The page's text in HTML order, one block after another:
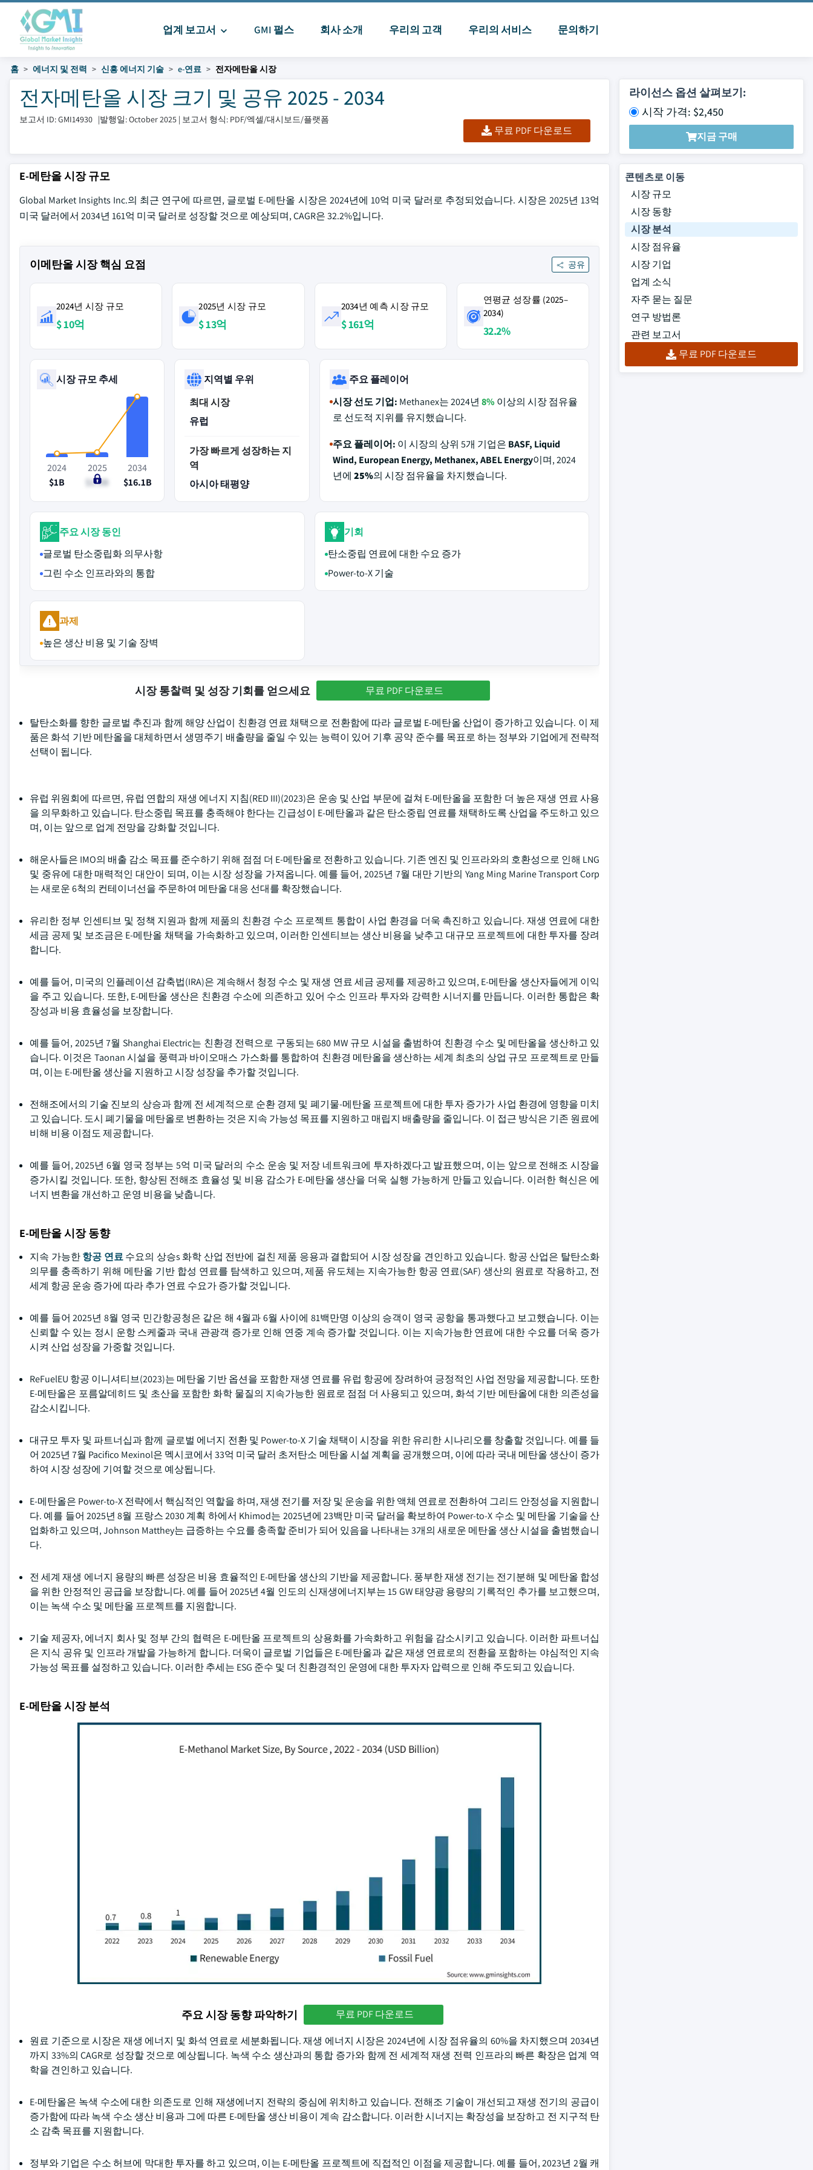
업계 보고서 GMI 펄스 회사 소개 우리의 고객 우리의 서비스 문의하기
홈 에너지 및 전력 신흥 에너지 기술 e-연료 전자메탄올 시장
전자메탄올 시장 크기 및 공유 2025 - 2034
보고서 ID: GMI14930 |발행일: October 2025 | 보고서 형식: PDF/엑셀/대시보드/플랫폼
무료 PDF 다운로드
라이선스 옵션 살펴보기:
시작 가격: $2,450
지금 구매
E-메탄올 시장 규모
Global Market Insights Inc.의 최근 연구에 따르면, 글로벌 E-메탄올 시장은 2024년에 10억 미국 달러로 추정되었습니다. 시장은 2025년 13억
미국 달러에서 2034년 161억 미국 달러로 성장할 것으로 예상되며, CAGR은 32.2%입니다.
이메탄올 시장 핵심 요점 공유
2024년 시장 규모
$ 10억
2025년 시장 규모
$ 13억
2034년 예측 시장 규모
$ 161억
연평균 성장률 (2025–
2034)
32.2%
시장 규모 추세
2024
$1B
2025
$1.3B
2034
$16.1B
지역별 우위
최대 시장
유럽
가장 빠르게 성장하는 지
역
아시아 태평양
주요 플레이어
시장 선도 기업: Methanex는 2024년 8% 이상의 시장 점유율
로 선도적 지위를 유지했습니다.
주요 플레이어: 이 시장의 상위 5개 기업은 BASF, Liquid
Wind, European Energy, Methanex, ABEL Energy이며, 2024
년에 25%의 시장 점유율을 차지했습니다.
주요 시장 동인
글로벌 탄소중립화 의무사항
그린 수소 인프라와의 통합
기회
탄소중립 연료에 대한 수요 증가
Power-to-X 기술
과제
높은 생산 비용 및 기술 장벽
시장 통찰력 및 성장 기회를 얻으세요 무료 PDF 다운로드
탈탄소화를 향한 글로벌 추진과 함께 해양 산업이 친환경 연료 채택으로 전환함에 따라 글로벌 E-메탄올 산업이 증가하고 있습니다. 이 제
품은 화석 기반 메탄올을 대체하면서 생명주기 배출량을 줄일 수 있는 능력이 있어 기후 공약 준수를 목표로 하는 정부와 기업에게 전략적
선택이 됩니다.
유럽 위원회에 따르면, 유럽 연합의 재생 에너지 지침(RED III)(2023)은 운송 및 산업 부문에 걸쳐 E-메탄올을 포함한 더 높은 재생 연료 사용
을 의무화하고 있습니다. 탄소중립 목표를 충족해야 한다는 긴급성이 E-메탄올과 같은 탄소중립 연료를 채택하도록 산업을 주도하고 있으
며, 이는 앞으로 업계 전망을 강화할 것입니다.
해운사들은 IMO의 배출 감소 목표를 준수하기 위해 점점 더 E-메탄올로 전환하고 있습니다. 기존 엔진 및 인프라와의 호환성으로 인해 LNG
및 중유에 대한 매력적인 대안이 되며, 이는 시장 성장을 가져옵니다. 예를 들어, 2025년 7월 대만 기반의 Yang Ming Marine Transport Corp
는 새로운 6척의 컨테이너선을 주문하여 메탄올 대응 선대를 확장했습니다.
유리한 정부 인센티브 및 정책 지원과 함께 제품의 친환경 수소 프로젝트 통합이 사업 환경을 더욱 촉진하고 있습니다. 재생 연료에 대한
세금 공제 및 보조금은 E-메탄올 채택을 가속화하고 있으며, 이러한 인센티브는 생산 비용을 낮추고 대규모 프로젝트에 대한 투자를 장려
합니다.
예를 들어, 미국의 인플레이션 감축법(IRA)은 계속해서 청정 수소 및 재생 연료 세금 공제를 제공하고 있으며, E-메탄올 생산자들에게 이익
을 주고 있습니다. 또한, E-메탄올 생산은 친환경 수소에 의존하고 있어 수소 인프라 투자와 강력한 시너지를 만듭니다. 이러한 통합은 확
장성과 비용 효율성을 보장합니다.
예를 들어, 2025년 7월 Shanghai Electric는 친환경 전력으로 구동되는 680 MW 규모 시설을 출범하여 친환경 수소 및 메탄올을 생산하고 있
습니다. 이것은 Taonan 시설을 풍력과 바이오매스 가스화를 통합하여 친환경 메탄올을 생산하는 세계 최초의 상업 규모 프로젝트로 만들
며, 이는 E-메탄올 생산을 지원하고 시장 성장을 추가할 것입니다.
전해조에서의 기술 진보의 상승과 함께 전 세계적으로 순환 경제 및 폐기물-메탄올 프로젝트에 대한 투자 증가가 사업 환경에 영향을 미치
고 있습니다. 도시 폐기물을 메탄올로 변환하는 것은 지속 가능성 목표를 지원하고 매립지 배출량을 줄입니다. 이 접근 방식은 기존 원료에
비해 비용 이점도 제공합니다.
예를 들어, 2025년 6월 영국 정부는 5억 미국 달러의 수소 운송 및 저장 네트워크에 투자하겠다고 발표했으며, 이는 앞으로 전해조 시장을
증가시킬 것입니다. 또한, 향상된 전해조 효율성 및 비용 감소가 E-메탄올 생산을 더욱 실행 가능하게 만들고 있습니다. 이러한 혁신은 에
너지 변환을 개선하고 운영 비용을 낮춥니다.
E-메탄올 시장 동향
지속 가능한항공 연료수요의 상승s 화학 산업 전반에 걸친 제품 응용과 결합되어 시장 성장을 견인하고 있습니다. 항공 산업은 탈탄소화
의무를 충족하기 위해 메탄올 기반 합성 연료를 탐색하고 있으며, 제품 유도체는 지속가능한 항공 연료(SAF) 생산의 원료로 작용하고, 전
세계 항공 운송 증가에 따라 추가 연료 수요가 증가할 것입니다.
예를 들어 2025년 8월 영국 민간항공청은 같은 해 4월과 6월 사이에 81백만명 이상의 승객이 영국 공항을 통과했다고 보고했습니다. 이는
신뢰할 수 있는 정시 운항 스케줄과 국내 관광객 증가로 인해 연중 계속 증가할 것입니다. 이는 지속가능한 연료에 대한 수요를 더욱 증가
시켜 산업 성장을 가중할 것입니다.
ReFuelEU 항공 이니셔티브(2023)는 메탄올 기반 옵션을 포함한 재생 연료를 유럽 항공에 장려하여 긍정적인 사업 전망을 제공합니다. 또한
E-메탄올은 포름알데히드 및 초산을 포함한 화학 물질의 지속가능한 원료로 점점 더 사용되고 있으며, 화석 기반 메탄올에 대한 의존성을
감소시킵니다.
대규모 투자 및 파트너십과 함께 글로벌 에너지 전환 및 Power-to-X 기술 채택이 시장을 위한 유리한 시나리오를 창출할 것입니다. 예를 들
어 2025년 7월 Pacifico Mexinol은 멕시코에서 33억 미국 달러 초저탄소 메탄올 시설 계획을 공개했으며, 이에 따라 국내 메탄올 생산이 증가
하여 시장 성장에 기여할 것으로 예상됩니다.
E-메탄올은 Power-to-X 전략에서 핵심적인 역할을 하며, 재생 전기를 저장 및 운송을 위한 액체 연료로 전환하여 그리드 안정성을 지원합니
다. 예를 들어 2025년 8월 프랑스 2030 계획 하에서 Khimod는 2025년에 23백만 미국 달러을 확보하여 Power-to-X 수소 및 메탄올 기술을 산
업화하고 있으며, Johnson Matthey는 급증하는 수요를 충족할 준비가 되어 있음을 나타내는 3개의 새로운 메탄올 생산 시설을 출범했습니
다.
전 세계 재생 에너지 용량의 빠른 성장은 비용 효율적인 E-메탄올 생산의 기반을 제공합니다. 풍부한 재생 전기는 전기분해 및 메탄올 합성
을 위한 안정적인 공급을 보장합니다. 예를 들어 2025년 4월 인도의 신재생에너지부는 15 GW 태양광 용량의 기록적인 추가를 보고했으며,
이는 녹색 수소 및 메탄올 프로젝트를 지원합니다.
기술 제공자, 에너지 회사 및 정부 간의 협력은 E-메탄올 프로젝트의 상용화를 가속화하고 위험을 감소시키고 있습니다. 이러한 파트너십
은 지식 공유 및 인프라 개발을 가능하게 합니다. 더욱이 글로벌 기업들은 E-메탄올과 같은 재생 연료로의 전환을 포함하는 야심적인 지속
가능성 목표를 설정하고 있습니다. 이러한 추세는 ESG 준수 및 더 친환경적인 운영에 대한 투자자 압력으로 인해 주도되고 있습니다.
E-메탄올 시장 분석
주요 시장 동향 파악하기 무료 PDF 다운로드
원료 기준으로 시장은 재생 에너지 및 화석 연료로 세분화됩니다. 재생 에너지 시장은 2024년에 시장 점유율의 60%을 차지했으며 2034년
까지 33%의 CAGR로 성장할 것으로 예상됩니다. 녹색 수소 생산과의 통합 증가와 함께 전 세계적 재생 전력 인프라의 빠른 확장은 업계 역
학을 견인하고 있습니다.
E-메탄올은 녹색 수소에 대한 의존도로 인해 재생에너지 전략의 중심에 위치하고 있습니다. 전해조 기술이 개선되고 재생 전기의 공급이
증가함에 따라 녹색 수소 생산 비용과 그에 따른 E-메탄올 생산 비용이 계속 감소합니다. 이러한 시너지는 확장성을 보장하고 전 지구적 탄
소 감축 목표를 지원합니다.
정부와 기업은 수소 허브에 막대한 투자를 하고 있으며, 이는 E-메탄올 프로젝트에 직접적인 이점을 제공합니다. 예를 들어, 2023년 2월 캐
콘텐츠로 이동
시장 규모
시장 동향
시장 분석
시장 점유율
시장 기업
업계 소식
자주 묻는 질문
연구 방법론
관련 보고서
무료 PDF 다운로드